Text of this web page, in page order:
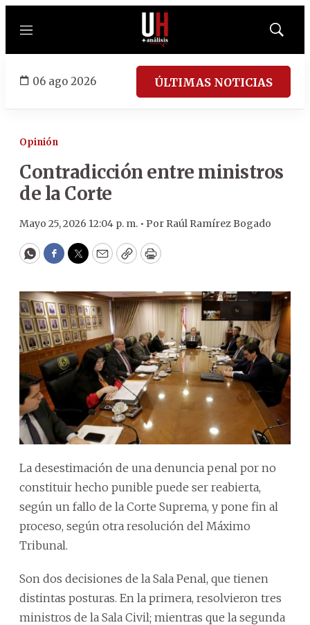
Menú
Mostrar
06 ago 2026 ÚLTIMAS NOTICIAS
Opinión
Contradicción entre ministros
de la Corte
Mayo 25, 2026 12:04 p. m. • Por Raúl Ramírez Bogado
WhatsApp
Facebook
Twitter
EmailCopyPrint
La desestimación de una denuncia penal por no
constituir hecho punible puede ser reabierta,
según un fallo de la Corte Suprema, y pone fin al
proceso, según otra resolución del Máximo
Tribunal.
Son dos decisiones de la Sala Penal, que tienen
distintas posturas. En la primera, resolvieron tres
ministros de la Sala Civil; mientras que la segunda